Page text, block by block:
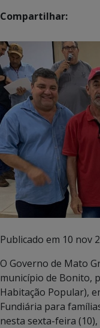
Compartilhar:
Publicado em 10 nov
O Governo de Mato
município de Bonito,
Habitação Popular),
Fundiária para
nesta sexta-feira